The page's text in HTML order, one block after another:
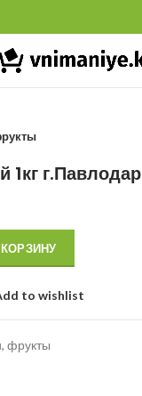
1кг г.Павлодар
to wishlist
фрукты